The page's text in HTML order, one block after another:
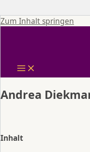
Zum Inhalt springen
Andrea
Inhalt